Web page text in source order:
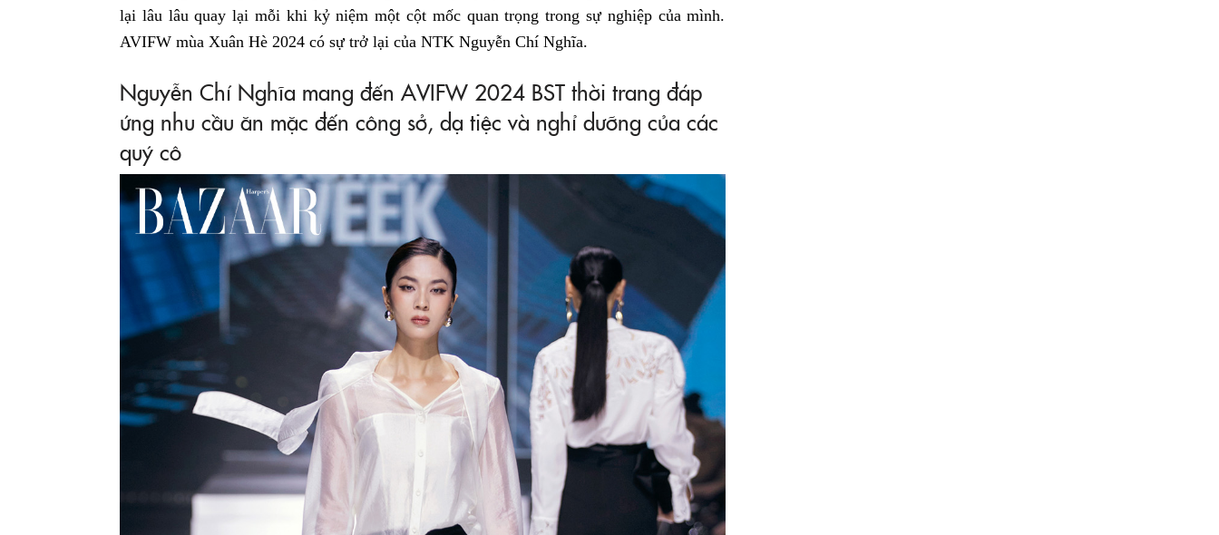
lại lâu lâu quay lại mỗi khi kỷ niệm một cột mốc quan trọng trong sự nghiệp của mình.
AVIFW mùa Xuân Hè 2024 có sự trở lại của NTK Nguyễn Chí Nghĩa.
Nguyễn Chí Nghĩa mang đến AVIFW 2024 BST thời trang đáp
ứng nhu cầu ăn mặc đến công sở, dạ tiệc và nghỉ dưỡng của các
quý cô